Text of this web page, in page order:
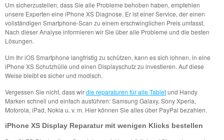
Um sicherzustellen, dass Sie alle Probleme behoben haben, empfehlen
unsere Experten eine iPhone XS Diagnose. Er ist einer Service, der einen
vollständigen Smartphone-Scan zu einem erschwinglichen Preis umfasst.
Nach dieser Analyse informieren wir Sie über alle Probleme und die besten
Lösungen.
Um Ihr iOS Smartphone langfristig zu schützen, kann es sich lohnen, in eine
iPhone XS Schutzhülle und einen Displayschutz zu investieren. Auf diese
Weise bleibt es sicher und modisch.
Vergessen Sie nicht, dass wirdie reparaturen für alle Tabletund Handy
Marken schnell und einfach ausführen: Samsung Galaxy, Sony Xperia,
Motorola, iPad, Nokia u. v. m. Hier können Sie alles über PayPal bezahlen.
iPhone XS Display Reparatur mit wenigen Klicks bestellen